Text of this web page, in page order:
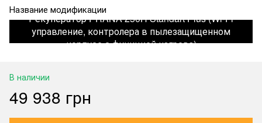
Название модификации
Рекуператор PRANA 250H Standart Plus (Wi-Fi
управление, контролера в пылезащищенном
корпусе с функцией нагрева)
В наличии
49 938 грн